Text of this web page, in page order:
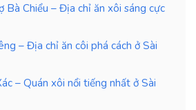
Bà Chiểu – Địa chỉ ăn xôi sáng cực
– Địa chỉ ăn côi phá cách ở Sài
– Quán xôi nổi tiếng nhất ở Sài